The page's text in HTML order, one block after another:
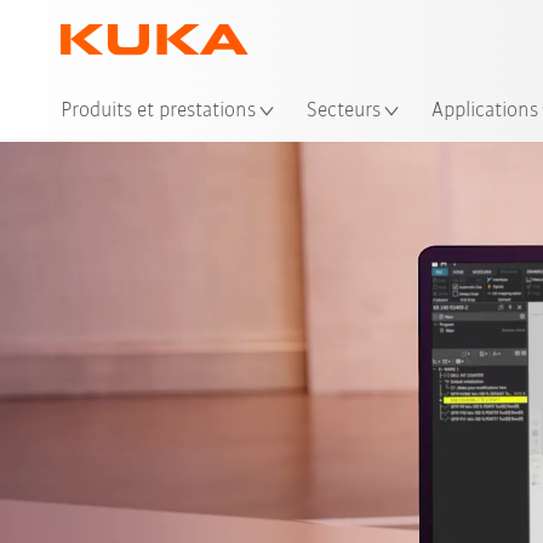
Produits et prestations Secteurs Applications
Avantages